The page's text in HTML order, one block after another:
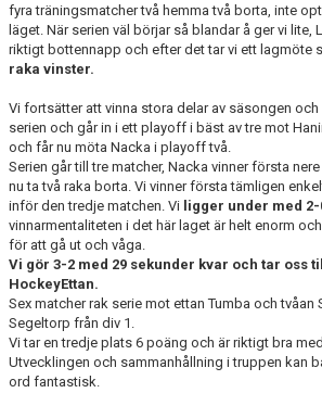
fyra träningsmatcher två hemma två borta, inte
läget. När serien väl börjar så blandar å ger vi lite,
riktigt bottennapp och efter det tar vi ett lagmöte
raka vinster.
Vi fortsätter att vinna stora delar av säsongen
serien och går in i ett playoff i bäst av tre mot
och får nu möta Nacka i playoff två.
Serien går till tre matcher, Nacka vinner första
nu ta två raka borta. Vi vinner första tämligen
inför den tredje matchen. Vi ligger under med 2-
vinnarmentaliteten i det här laget är helt enorm
för att gå ut och våga.
Vi gör 3-2 med 29 sekunder kvar och tar oss
HockeyEttan.
Sex matcher rak serie mot ettan Tumba och tvåan
Segeltorp från div 1.
Vi tar en tredje plats 6 poäng och är riktigt bra
Utvecklingen och sammanhållning i truppen kan
ord fantastisk.